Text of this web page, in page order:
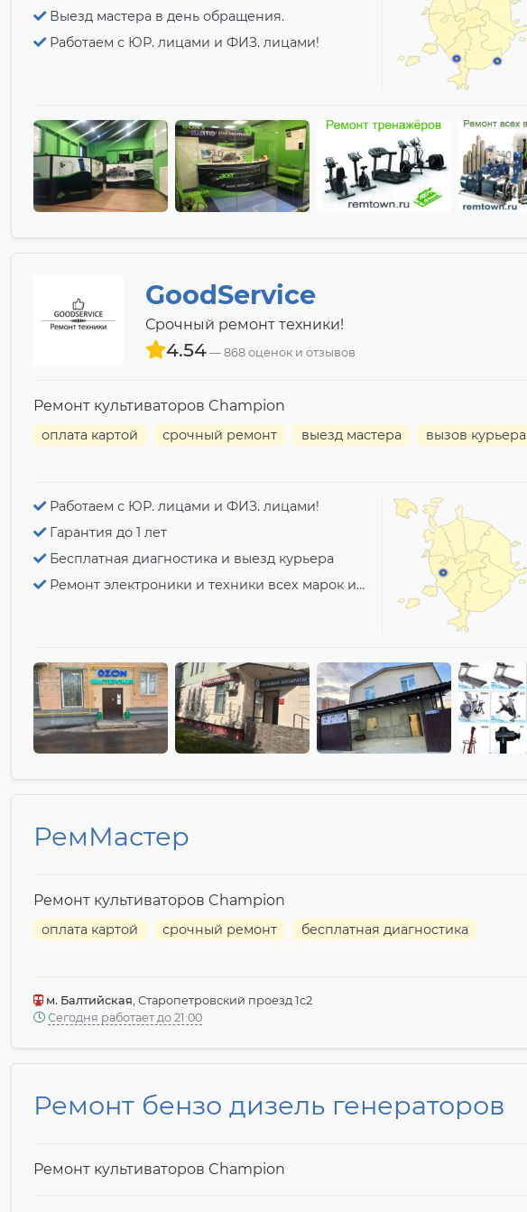
Выезд мастера в день обращения.
Работаем с ЮР. лицами и ФИЗ. лицами!
GoodService
Срочный ремонт техники!
4.54 868 оценок и отзывов
Ремонт культиваторов Champion
оплата картой срочный ремонт выезд мастера вызов курьера
Работаем с ЮР. лицами и ФИЗ. лицами!
Гарантия до 1 лет
Бесплатная диагностика и выезд курьера
Ремонт электроники и техники всех марок и моделей!
РемМастер
Ремонт культиваторов Champion
оплата картой срочный ремонт бесплатная диагностика
м. Балтийская, Старопетровский проезд 1с2
Сегодня работает до 21:00
Ремонт бензо дизель генераторов
Ремонт культиваторов Champion